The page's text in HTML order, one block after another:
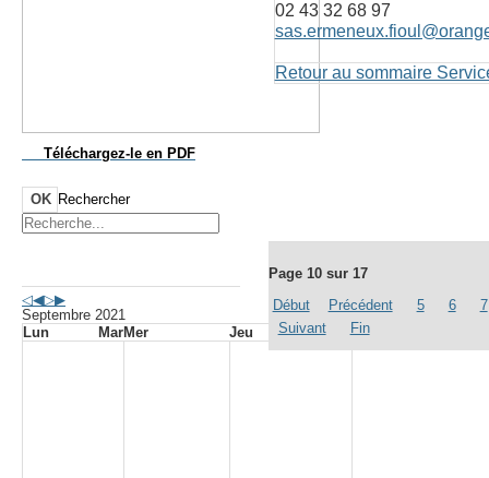
Téléchargez-le en PDF
OK Rechercher
Septembre 2021
Lun
MarMer Jeu Ven
02 43 32 68 97
Retour au sommaire
Page 10 sur 17
Début
Précédent 5 6
7
Suivant
Fin